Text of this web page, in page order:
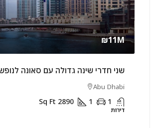
₪11M
שני חדרי שינה גדולה עם סאונה
Abu Dhabi
1
1
2890
Sq Ft
דירות